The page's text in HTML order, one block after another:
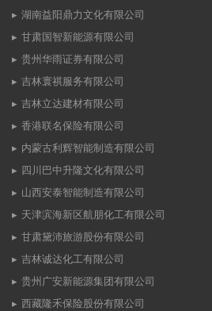
湖南益阳鼎力文化有限公司
甘肃国智新能源有限公司
贵州华雨证券有限公司
吉林寰祺服务有限公司
吉林立达建材有限公司
香港联名保险有限公司
内蒙古利辉智能制造有限公司
四川巴中升隆文化有限公司
山西安泰智能制造有限公司
天津滨海新区航朋化工有限公司
甘肃黛沛旅游股份有限公司
吉林诚达化工有限公司
贵州广安新能源集团有限公司
西藏隆禾保险股份有限公司